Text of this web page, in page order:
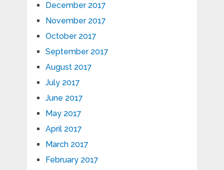
December 2017
November 2017
October 2017
September 2017
August 2017
July 2017
June 2017
May 2017
April 2017
March 2017
February 2017